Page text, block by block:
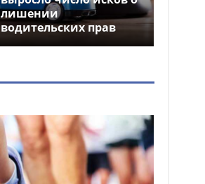
лишении
водительских прав